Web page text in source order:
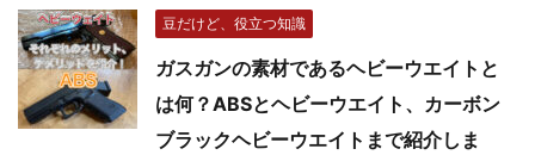
豆だけど、役立つ知識
ガスガンの素材であるヘビーウエイトと
は何？ABSとヘビーウエイト、カーボン
ブラックヘビーウエイトまで紹介しま